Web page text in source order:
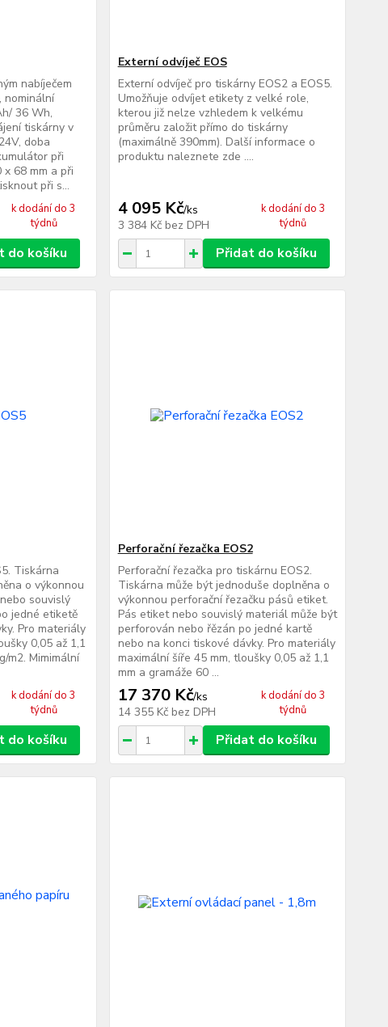
nabíječem
nominální
36 Wh,
tiskárny v
doba
při
68 mm a při
při s...
k dodání do 3
týdnů
do košíku
Externí odvíječ EOS
Externí odvíječ pro tiskárny EOS2 a EOS5.
Umožňuje odvíjet etikety z velké role,
kterou již nelze vzhledem k velkému
průměru založit přímo do tiskárny
(maximálně 390mm). Další informace o
produktu naleznete zde ....
4 095 Kč/ks
3 384 Kč bez DPH
k dodání do 3
týdnů
Přidat do košíku
Tiskárna
o výkonnou
souvislý
jedné etiketě
Pro materiály
0,05 až 1,1
m2. Mimimální
k dodání do 3
týdnů
do košíku
Perforační řezačka EOS2
Perforační řezačka pro tiskárnu EOS2.
Tiskárna může být jednoduše doplněna o
výkonnou perforační řezačku pásů etiket.
Pás etiket nebo souvislý materiál může být
perforován nebo řězán po jedné kartě
nebo na konci tiskové dávky. Pro materiály
maximální šíře 45 mm, tloušky 0,05 až 1,1
mm a gramáže 60 ...
17 370 Kč/ks
14 355 Kč bez DPH
k dodání do 3
týdnů
Přidat do košíku